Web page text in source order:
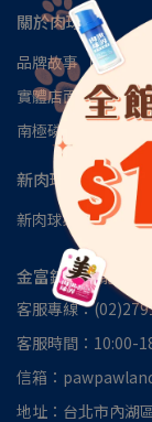
關於肉球
品牌故事 肉球會
實體店面
安心檢
南極磷蝦油朔源│南
新肉球選購
新肉球必Buy專區
金富錸國際寵物
客服專線：
客服時間：10:00-
信箱：
地址：台北市內湖